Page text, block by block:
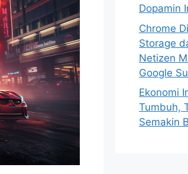
Dopamin
Chrome
Storage
Netizen
Google
Ekonomi
Tumbuh,
Semakin